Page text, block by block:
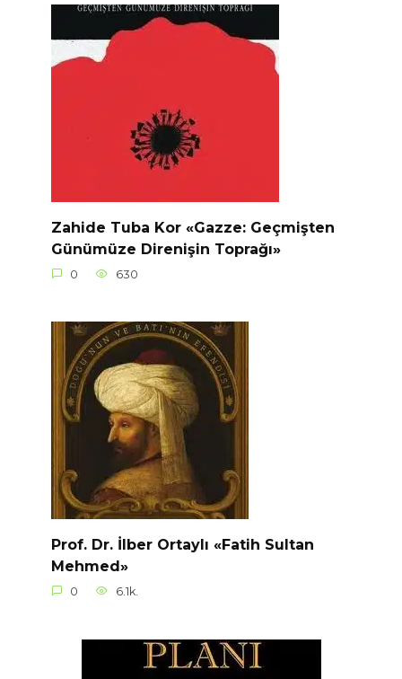
Zahide Tuba Kor «Gazze: Geçmişten
Günümüze Direnişin Toprağı»
0 630
Prof. Dr. İlber Ortaylı «Fatih Sultan
Mehmed»
0 6.1k.